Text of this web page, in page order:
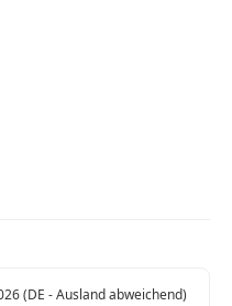
(DE - Ausland abweichend)